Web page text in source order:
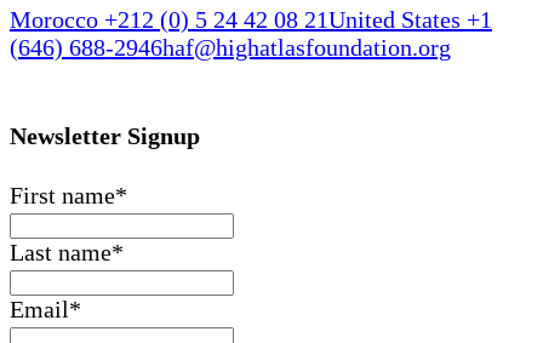
Morocco +212 (0) 5 24 42 08 21United States +1
(646) 688-2946haf@highatlasfoundation.org
Newsletter Signup
First name*
Last name*
Email*